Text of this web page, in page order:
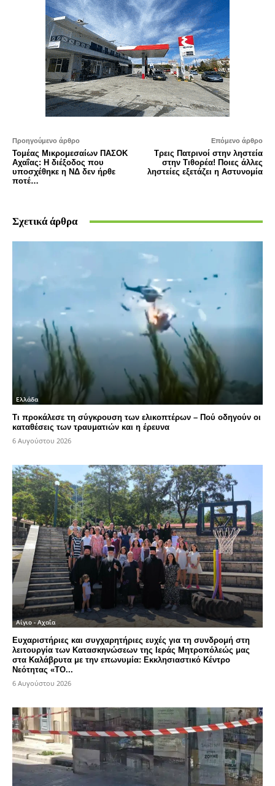
Προηγούμενο άρθρο
Τομέας Μικρομεσαίων ΠΑΣΟΚ
Αχαΐας: Η διέξοδος που
υποσχέθηκε η ΝΔ δεν ήρθε
ποτέ…
Επόμενο άρθρο
Τρεις Πατρινοί στην ληστεία
στην Τιθορέα! Ποιες άλλες
ληστείες εξετάζει η Αστυνομία
Σχετικά άρθρα
Ελλάδα
Τι προκάλεσε τη σύγκρουση των ελικοπτέρων – Πού οδηγούν οι
καταθέσεις των τραυματιών και η έρευνα
6 Αυγούστου 2026
Αίγιο - Αχαΐα
Ευχαριστήριες και συγχαρητήριες ευχές για τη συνδρομή στη
λειτουργία των Κατασκηνώσεων της Ιεράς Μητροπόλεώς μας
στα Καλάβρυτα με την επωνυμία: Εκκλησιαστικό Κέντρο
Νεότητας «ΤΟ...
6 Αυγούστου 2026